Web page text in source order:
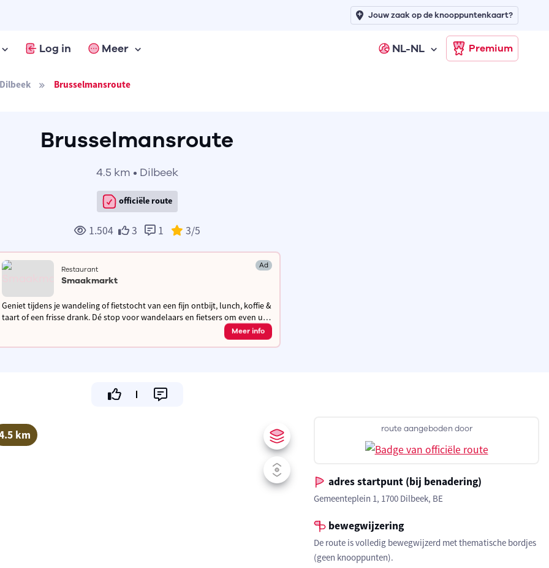
Log in Meer NL-NL Premium
Jouw zaak op de knooppuntenkaart?
Dilbeek Brusselmansroute
Brusselmansroute
4.5 km • Dilbeek
officiële route
1.504 3 1 3/5
Restaurant Ad
Smaakmarkt
Geniet tijdens je wandeling of fietstocht van een fijn ontbijt, lunch, koffie &
taart of een frisse drank. Dé stop voor wandelaars en fietsers om even uit
Meer info
km route aangeboden door
adres startpunt (bij benadering)
Gemeenteplein 1, 1700 Dilbeek, BE
bewegwijzering
De route is volledig bewegwijzerd met thematische bordjes
(geen knooppunten).